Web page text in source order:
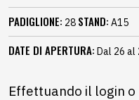
PADIGLIONE: 28 STAND: A15
DATE DI APERTURA: Dal 26 al
Effettuando il login